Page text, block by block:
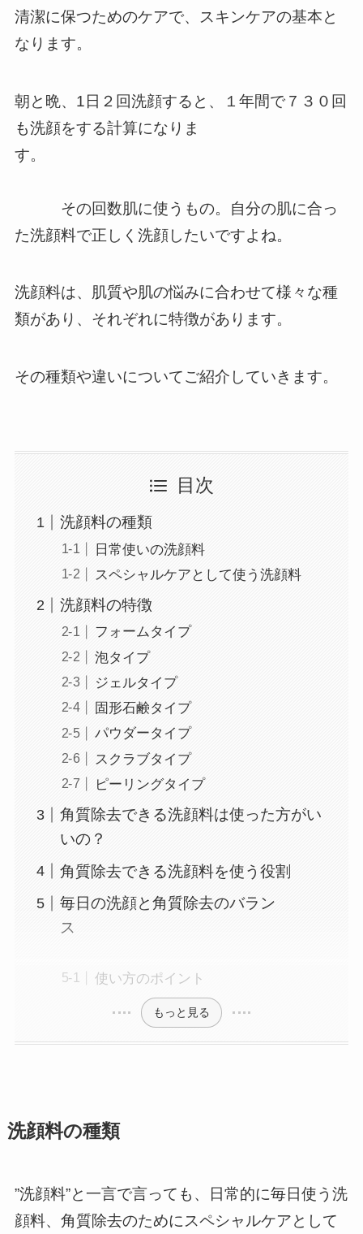
清潔に保つためのケアで、スキンケアの基本と
なります。
朝と晩、1日２回洗顔すると、１年間で７３０回
も洗顔をする計算になりま
す。
その回数肌に使うもの。自分の肌に合っ
た洗顔料で正しく洗顔したいですよね。
洗顔料は、肌質や肌の悩みに合わせて様々な種
類があり、それぞれに特徴があります。
その種類や違いについてご紹介していきます。
目次
洗顔料の種類
日常使いの洗顔料
スペシャルケアとして使う洗顔料
洗顔料の特徴
フォームタイプ
泡タイプ
ジェルタイプ
固形石鹸タイプ
パウダータイプ
スクラブタイプ
ピーリングタイプ
角質除去できる洗顔料は使った方がい
いの？
角質除去できる洗顔料を使う役割
毎日の洗顔と角質除去のバラン
ス
使い方のポイント
もっと見る
洗顔料の種類
”洗顔料”と一言で言っても、日常的に毎日使う洗
顔料、角質除去のためにスペシャルケアとして